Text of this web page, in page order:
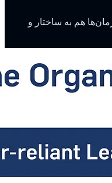
هم به ساختار و